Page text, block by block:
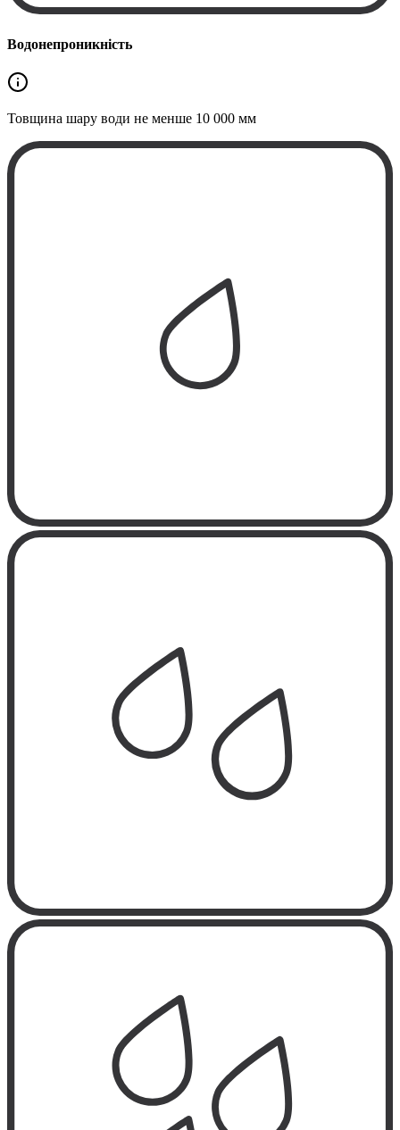
Водонепроникність
Товщина шару води не менше 10 000 мм